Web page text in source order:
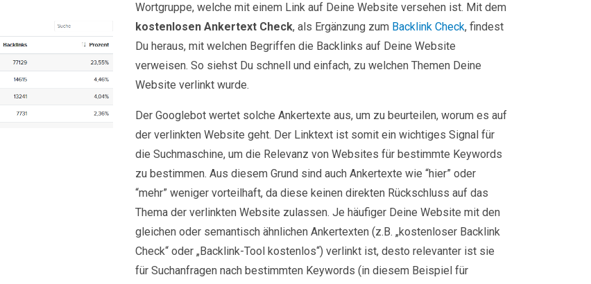
Wortgruppe, welche mit einem Link auf Deine Website versehen ist. Mit dem
kostenlosen Ankertext Check, als Ergänzung zum Backlink Check, findest
Du heraus, mit welchen Begriffen die Backlinks auf Deine Website
verweisen. So siehst Du schnell und einfach, zu welchen Themen Deine
Website verlinkt wurde.
Der Googlebot wertet solche Ankertexte aus, um zu beurteilen, worum es auf
der verlinkten Website geht. Der Linktext ist somit ein wichtiges Signal für
die Suchmaschine, um die Relevanz von Websites für bestimmte Keywords
zu bestimmen. Aus diesem Grund sind auch Ankertexte wie “hier” oder
“mehr” weniger vorteilhaft, da diese keinen direkten Rückschluss auf das
Thema der verlinkten Website zulassen. Je häufiger Deine Website mit den
gleichen oder semantisch ähnlichen Ankertexten (z.B. „kostenloser Backlink
Check“ oder „Backlink-Tool kostenlos“) verlinkt ist, desto relevanter ist sie
für Suchanfragen nach bestimmten Keywords (in diesem Beispiel für